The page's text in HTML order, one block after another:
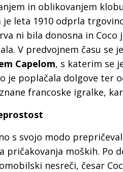
in oblikovanjem
je leta 1910 odprla
ni bila donosna in
V predvojnem času se
Capelom, s katerim se
je poplačala dolgove ter
francoske igralke,
s svojo modo
pričakovanja moških. Po
nesreči, česar